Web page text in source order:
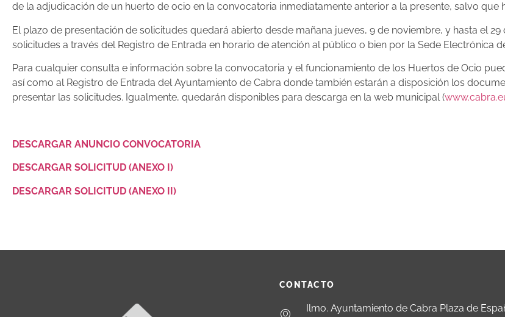
de la adjudicación de un huerto de ocio en la convocatoria inmediatamente anterior a la presente, salvo que
El plazo de presentación de solicitudes quedará abierto desde mañana jueves, 9 de noviembre, y hasta el
solicitudes a través del Registro de Entrada en horario de atención al público o bien por la Sede Electrónica
Para cualquier consulta e información sobre la convocatoria y el funcionamiento de los Huertos de Ocio
así como al Registro de Entrada del Ayuntamiento de Cabra donde también estarán a disposición los
presentar las solicitudes. Igualmente, quedarán disponibles para descarga en la web municipal (
DESCARGAR ANUNCIO CONVOCATORIA
DESCARGAR SOLICITUD (ANEXO I)
DESCARGAR SOLICITUD (ANEXO II)
CONTACTO
Ilmo. Ayuntamiento de Cabra Plaza de